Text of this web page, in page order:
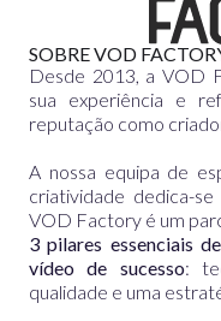
SOBRE VOD
Desde 2013, a VOD
sua experiência e
reputação como
A nossa equipa de
criatividade dedica-
VOD Factory é um
3 pilares essenciais
vídeo de sucesso:
qualidade e uma